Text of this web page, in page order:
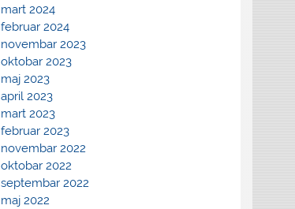
mart 2024
februar 2024
novembar 2023
oktobar 2023
maj 2023
april 2023
mart 2023
februar 2023
novembar 2022
oktobar 2022
septembar 2022
maj 2022